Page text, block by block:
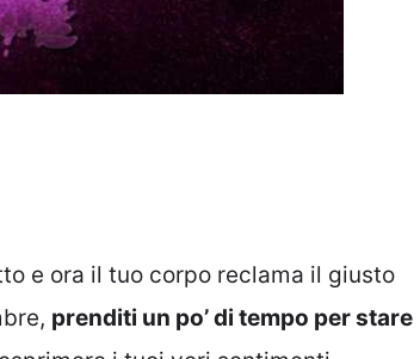
e ora il tuo corpo reclama il giusto
prenditi un po’ di tempo per stare